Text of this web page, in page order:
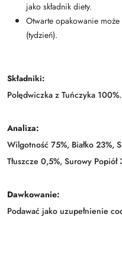
jako składnik diety.
Otwarte opakowanie
(tydzień).
Składniki:
Polędwiczka z Tuńczyka
Analiza:
Wilgotność 75%, Białko 23%,
Tłuszcze 0,5%, Surowy Popiół
Dawkowanie:
Podawać jako uzupełnienie